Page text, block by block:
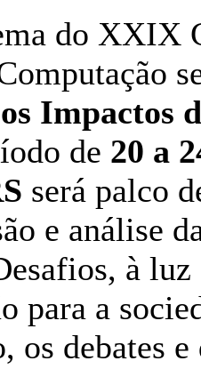
do XXIX
Impactos
de 20 a
será palco
e análise
à
para a
os debates